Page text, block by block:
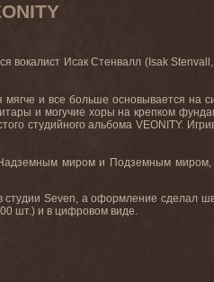
вокалист Исак Стенвалл (Isak
и все больше основывается на
и могучие хоры на крепком
студийного альбома VEONITY.
миром и Подземным миром,
Seven, а оформление сделал
шт.) и в цифровом виде.